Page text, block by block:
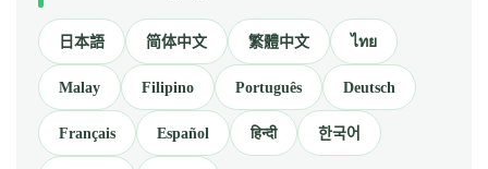
日本語 简体中文 繁體中文 ไทย
Malay Filipino Português Deutsch
Français Español हिन्दी 한국어